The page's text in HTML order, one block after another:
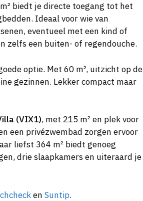
biedt je directe toegang tot het
Ideaal voor wie van
eventueel met een kind of
zelfs een buiten- of regendouche.
optie. Met 60 m², uitzicht op de
gezinnen. Lekker compact maar
(VIX1), met 215 m² en plek voor
een privézwembad zorgen ervoor
liefst 364 m² biedt genoeg
drie slaapkamers en uiteraard je
en Suntip.